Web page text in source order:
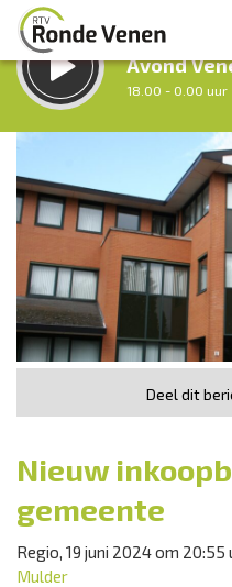
LUISTER LIVE:
Avond
18.00 - 0.00 uur
Nacht van De Ronde
0.00 - 7.00 uur
Vorig uur
uur
Deel dit
Nieuw
gemeente
Regio, 19 juni 2024 om
Mulder